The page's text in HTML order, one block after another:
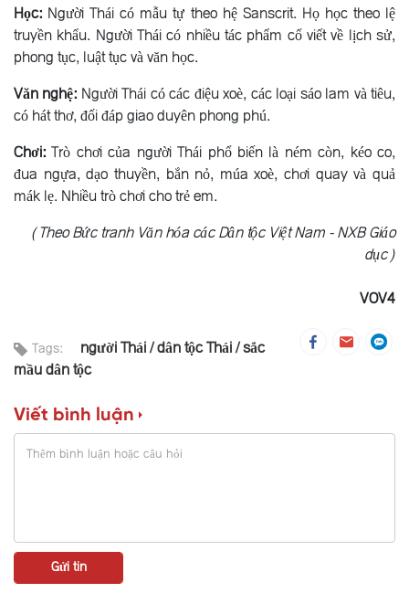
Học: Người Thái có mẫu tự theo hệ Sanscrit. Họ học theo lệ
truyền khẩu. Người Thái có nhiều tác phẩm cổ viết về lịch sử,
phong tục, luật tục và văn học.
Văn nghệ: Người Thái có các điệu xoè, các loại sáo lam và tiêu,
có hát thơ, đối đáp giao duyên phong phú.
Chơi:Trò chơi của người Thái phổ biến là ném còn, kéo co,
đua ngựa, dạo thuyền, bắn nỏ, múa xoè, chơi quay và quả
mák lẹ. Nhiều trò chơi cho trẻ em.
(Theo Bức tranh Văn hóa các Dân tộc Việt Nam - NXB Giáo
dục)
VOV4
Tags: người Thái dân tộc Thái sắc
mầu dân tộc
Viết bình luận